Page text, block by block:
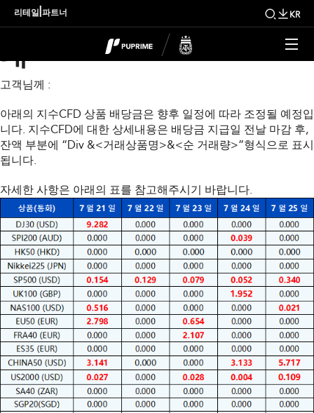
리테일 파트너 KR
금주 지수 배당금 조정 안
내
고객님께 :
아래의 지수CFD 상품 배당금은 향후 일정에 따라 조정될 예정입
니다. 지수CFD에 대한 상세내용은 배당금 지급일 전날 마감 후,
잔액 부분에 “Div &<거래상품명>&<순 거래량>”형식으로 표시
됩니다.
자세한 사항은 아래의 표를 참고해주시기 바랍니다.